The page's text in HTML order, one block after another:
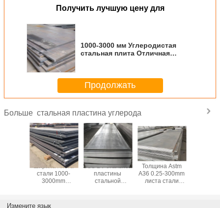
Получить лучшую цену для
1000-3000 мм Углеродистая
стальная плита Отличная
Продолжать
Больше стальная пластина углерода
Ширина листа
стали 1000-
3000mm
пластины Q195B
SGS BV стальной
пластины
стальной
Толщина Astm
A36 0.25-300mm
листа стали
Измените язык